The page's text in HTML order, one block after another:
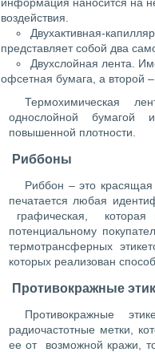
воздействия.
Двухактивная-
представляет собой два
Двухслойная лента.
офсетная бумага, а второй
Термохимическая
однослойной бумагой
повышенной плотности.
Риббоны
Риббон – это
печатается любая
графическая, которая
потенциальному
термотрансферных
которых реализован
Противокражные
Противокражные
радиочастотные метки,
ее от возможной кражи,